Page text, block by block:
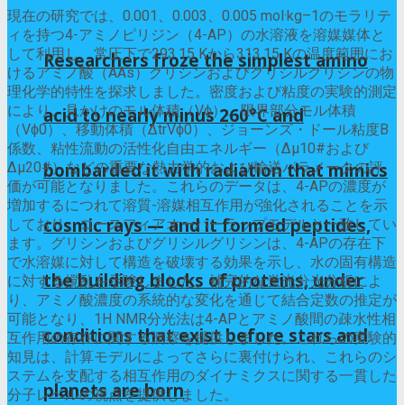
Researchers froze the simplest amino
acid to nearly minus 260°C and
bombarded it with radiation that mimics
cosmic rays — and it formed peptides,
the building blocks of proteins, under
conditions that exist before stars and
planets are born
現在の研究では、0.001、0.003、0.005 mol·kg–1のモラリテ
ィを持つ4-アミノピリジン（4-AP）の水溶液を溶媒媒体と
して利用し、常圧下で293.15 Kから313.15 Kの温度範囲にお
けるアミノ酸（AAs）グリシンおよびグリシルグリシンの物
理化学的特性を探求しました。密度および粘度の実験的測定
により、見かけのモル体積（Vϕ）、限界部分モル体積
（Vϕ0）、移動体積（ΔtrVϕ0）、ジョーンズ・ドール粘度B
係数、粘性流動の活性化自由エネルギー（Δμ10#および
Δμ20#）などの重要な熱力学的および輸送パラメータの評
価が可能となりました。これらのデータは、4-APの濃度が
増加するにつれて溶質-溶媒相互作用が強化されることを示
しており、コースフィアオーバーラップモデルと一致してい
ます。グリシンおよびグリシルグリシンは、4-APの存在下
で水溶媒に対して構造を破壊する効果を示し、水の固有構造
に対する撹乱を示唆しました。補完的な蛍光分光分析によ
り、アミノ酸濃度の系統的な変化を通じて結合定数の推定が
可能となり、1H NMR分光法は4-APとアミノ酸間の疎水性相
互作用の存在に関する洞察を提供しました。これらの実験的
知見は、計算モデルによってさらに裏付けられ、これらのシ
ステムを支配する相互作用のダイナミクスに関する一貫した
分子レベルの視点を提供しました。